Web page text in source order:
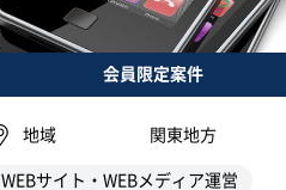
会員限定案件
地域 関東地方
WEBサイト・WEBメディア運営